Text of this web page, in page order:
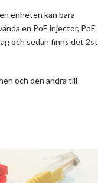
enheten kan bara
en PoE injector, PoE
och sedan finns det 2st
och den andra till